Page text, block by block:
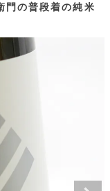
門の普段着の純米